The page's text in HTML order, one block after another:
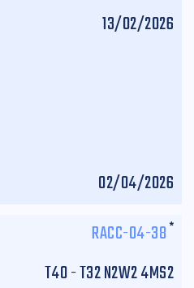
13/02/2026
02/04/2026
RACC-04-38*
T40 - T32 N2W2 4MS2